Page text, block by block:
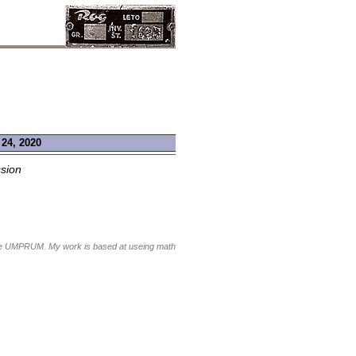
2020
My work is based at useing matherials and items with its emotional notice value.